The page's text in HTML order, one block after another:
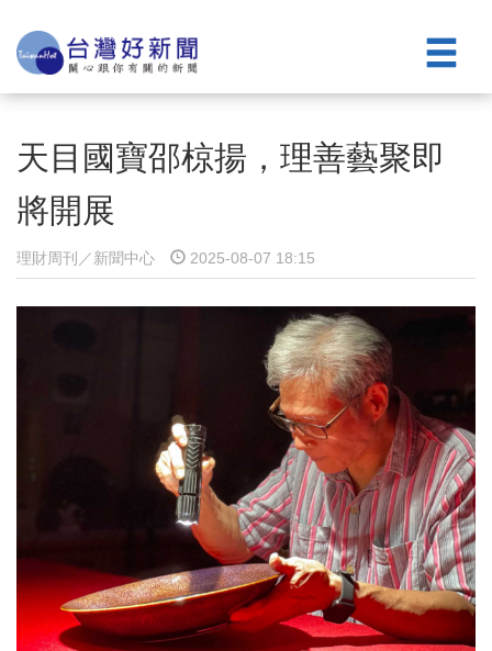
天目國寶邵椋揚，理善藝聚即
將開展
理財周刊／新聞中心 2025-08-07 18:15